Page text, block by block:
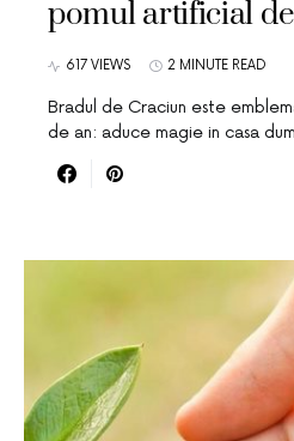
pomul artificial
617 VIEWS 2 MINUTE READ
Bradul de Craciun este
de an: aduce magie in casa